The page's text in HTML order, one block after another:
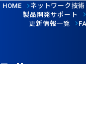
HOME ネットワーク技術
製品開発サポート
更新情報一覧
Follow us